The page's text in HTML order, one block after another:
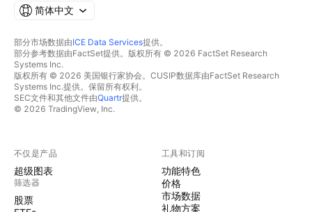
简体中文
部分市场数据由ICE Data Services提供。
部分参考数据由FactSet提供。版权所有 © 2026 FactSet Research
Systems Inc.
版权所有 © 2026 美国银行家协会。CUSIP数据库由FactSet Research
Systems Inc.提供。保留所有权利。
SEC文件和其他文件由Quartr提供。
© 2026 TradingView, Inc.
不仅是产品
超级图表
筛选器
股票
工具和订阅
功能特色
价格
市场数据
礼物方案